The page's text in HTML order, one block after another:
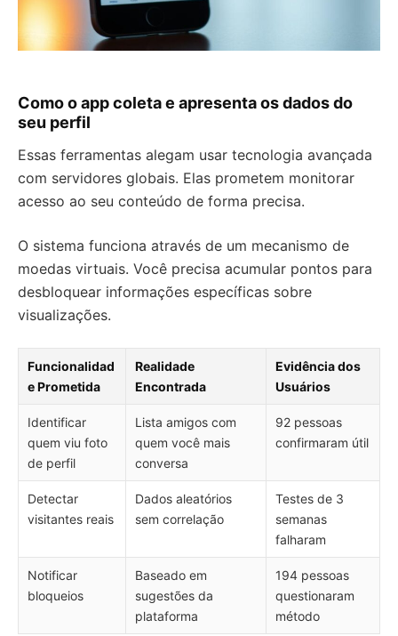
Como o app coleta e apresenta os dados do
seu perfil
Essas ferramentas alegam usar tecnologia avançada
com servidores globais. Elas prometem monitorar
acesso ao seu conteúdo de forma precisa.
O sistema funciona através de um mecanismo de
moedas virtuais. Você precisa acumular pontos para
desbloquear informações específicas sobre
visualizações.
Funcionalidad
e Prometida
Realidade
Encontrada
Evidência dos
Usuários
Identificar
quem viu foto
de perfil
Lista amigos com
quem você mais
conversa
92 pessoas
confirmaram útil
Detectar
visitantes reais
Dados aleatórios
sem correlação
Testes de 3
semanas
falharam
Notificar
bloqueios
Baseado em
sugestões da
plataforma
194 pessoas
questionaram
método